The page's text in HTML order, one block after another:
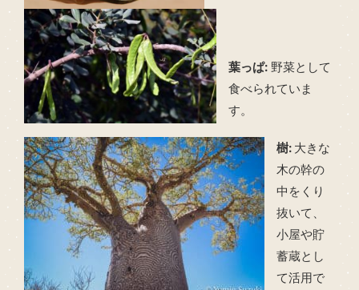
葉っぱ: 野菜として
食べられていま
す。
樹: 大きな
木の幹の
中をくり
抜いて、
小屋や貯
蓄蔵とし
て活用で